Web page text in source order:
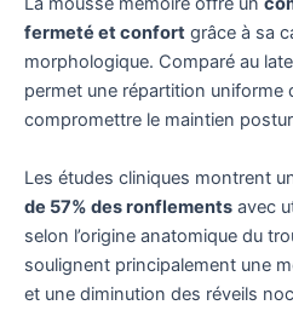
fermeté et confort grâce à sa
morphologique. Comparé au
permet une répartition uniforme
compromettre le maintien
Les études cliniques montrent
de 57% des ronflements avec
selon l’origine anatomique du
soulignent principalement une
et une diminution des réveils